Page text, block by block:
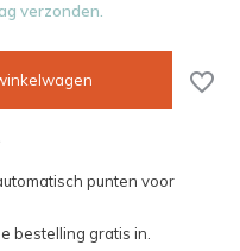
verzonden.
punten voor
bestelling gratis in.